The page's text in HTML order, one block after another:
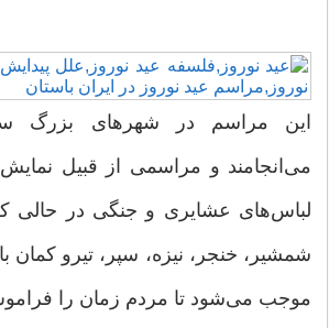
این مراسم در شهرهای بزرگ
می‌انجامند و مراسمی از قبیل
لباس‌های عشایری و جنگی در حالی
شمشیر، خنجر، نیزه، سپر، تیرو کمان
موجب می‌شود تا مردم زمان را